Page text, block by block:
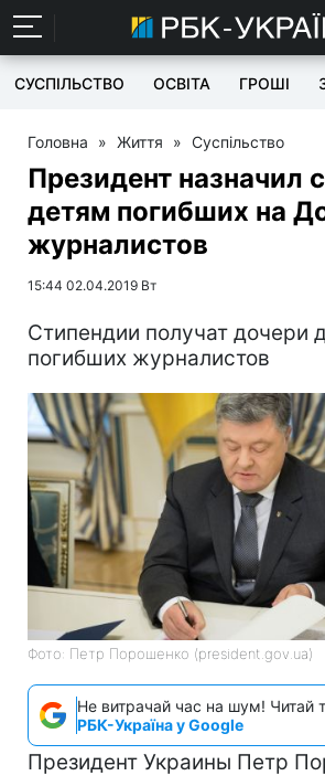
СУСПІЛЬСТВО ОСВІТА ГРОШІ
Головна » Життя » Суспільство
Президент назначил
детям погибших на
журналистов
15:44 02.04.2019 Вт
Стипендии получат дочери
погибших журналистов
Фото: Петр Порошенко (president.gov.ua)
Не витрачай час на шум! Читай
РБК-Україна у Google
Президент Украины Петр